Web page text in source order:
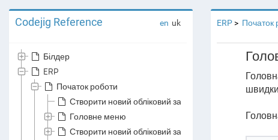
Codejig Reference en uk
Білдер
ERP
Початок роботи
Створити новий обліковий запис
Головне меню
Створити новий обліковий запис компанії
ERP Початок